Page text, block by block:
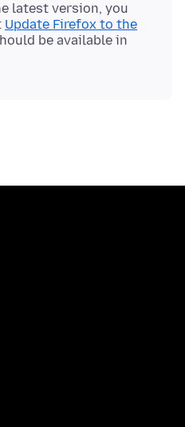
latest version, you
Update Firefox to the
be available in